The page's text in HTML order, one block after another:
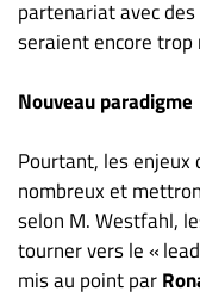
confidentialité
partenariat avec
seraient encore trop
Nouveau paradigme
Pourtant, les enjeux
nombreux et
selon M. Westfahl,
tourner vers le «
mis au point par